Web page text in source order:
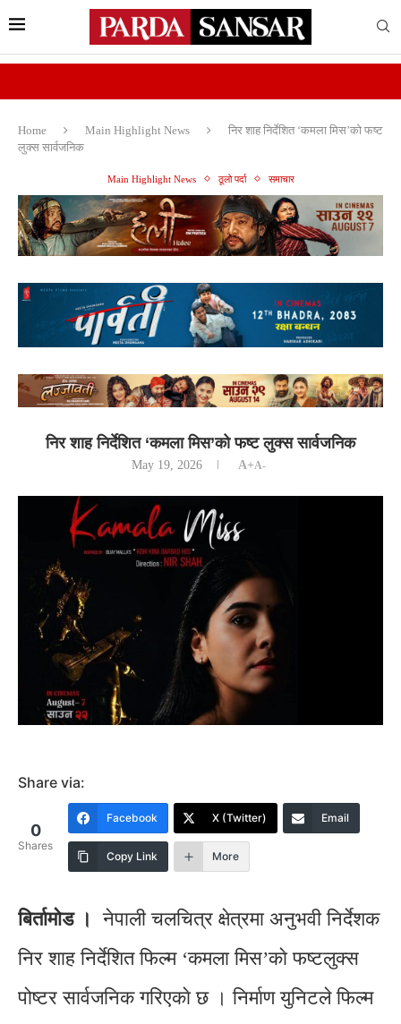
Home Main Highlight News
निर शाह निर्देशित ‘कमला मिस’को फष्ट
लुक्स सार्वजनिक
Main Highlight News ठूलो पर्दा समाचार
निर शाह निर्देशित ‘कमला मिस’को फष्ट लुक्स सार्वजनिक
May 19, 2026 A+A-
Share via:
0
Shares
Facebook X (Twitter) Email
Copy Link More
बिर्तामाेड । नेपाली चलचित्र क्षेत्रमा अनुभवी निर्देशक
निर शाह निर्देशित फिल्म ‘कमला मिस’काे फष्टलुक्स
पोष्टर सार्वजनिक गरिएकाे छ । निर्माण युनिटले फिल्म